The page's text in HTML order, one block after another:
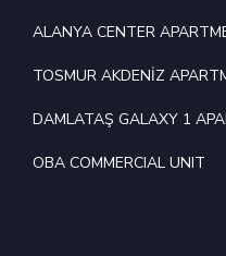
ALANYA CENTER
TOSMUR AKDENİZ
DAMLATAŞ GALAXY 1
OBA COMMERCIAL UNIT